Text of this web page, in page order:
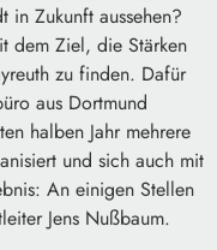
in Zukunft aussehen?
dem Ziel, die Stärken
zu finden. Dafür
aus Dortmund
halben Jahr mehrere
und sich auch mit
An einigen Stellen
Jens Nußbaum.